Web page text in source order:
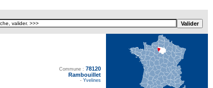
Commune : 78120
Rambouillet
- Yvelines